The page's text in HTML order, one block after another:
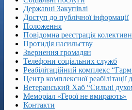
Державні Закупівлі
Доступ до публічної інформації
Положення
Повідомна реєстрація
Протидія насильству
Звернення громадян
Телефони соціальних служб
Реабілітаційний комплекс
Центр комплексної реабілітації
Ветеранський Хаб “Сильні
Меморіал «Герої не вмирають»
Контакти